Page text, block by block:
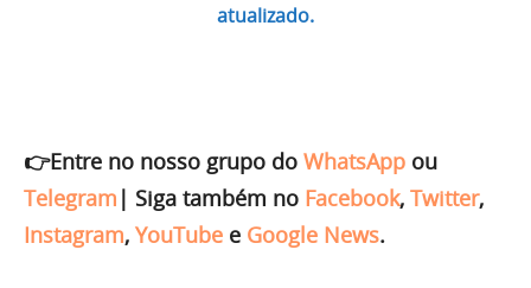
atualizado.
👉Entre no nosso grupo do WhatsApp ou
Telegram | Siga também no Facebook, Twitter,
Instagram, YouTube e Google News.